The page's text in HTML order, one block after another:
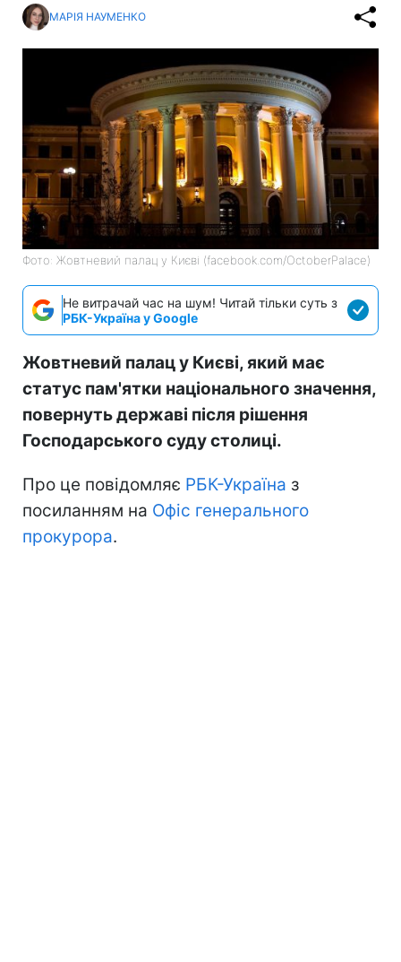
МАРІЯ НАУМЕНКО
Фото: Жовтневий палац у Києві (facebook.com/OctoberPalace)
Не витрачай час на шум! Читай тільки суть з
РБК-Україна у Google
Жовтневий палац у Києві, який має
статус пам'ятки національного значення,
повернуть державі після рішення
Господарського суду столиці.
Про це повідомляє РБК-Україна з
посиланням на Офіс генерального
прокурора.